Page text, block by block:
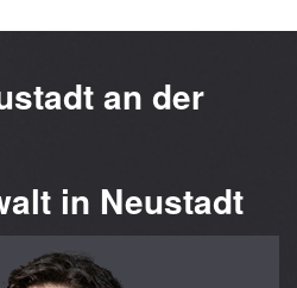
an der
in Neustadt